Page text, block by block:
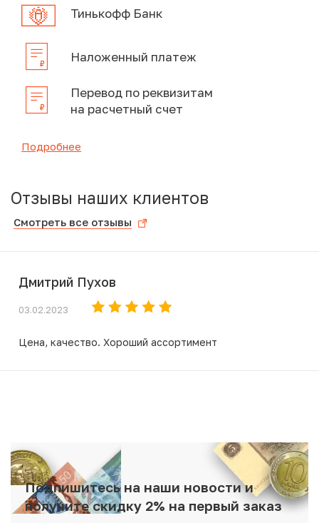
Тинькофф Банк
Наложенный платеж
Перевод по реквизитам
на расчетный счет
Подробнее
Отзывы наших клиентов
Смотреть все отзывы
Дмитрий Пухов
03.02.2023
Цена, качество. Хороший ассортимент
Подпишитесь на наши новости и
получите скидку 2% на первый заказ